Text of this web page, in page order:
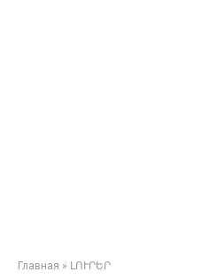
Главная » ԼՈՒՐԵՐ